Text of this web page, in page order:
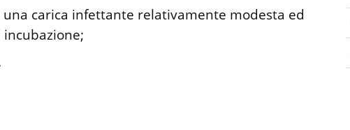
carica infettante relativamente modesta ed